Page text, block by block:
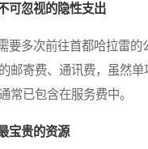
可忽视的隐性支出
多次前往首都哈拉雷的
邮寄费、通讯费，虽然
常已包含在服务费中。
宝贵的资源